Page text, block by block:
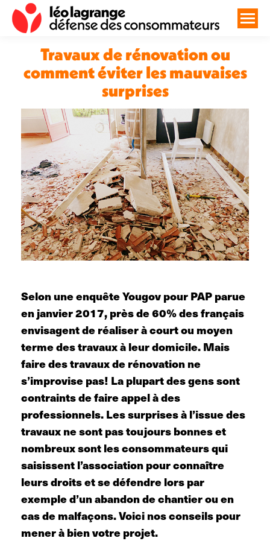
Travaux de rénovation ou
comment éviter les mauvaises
surprises
Vous êtes ici :
Selon une enquête Yougov pour PAP parue
en janvier 2017, près de 60% des français
envisagent de réaliser à court ou moyen
terme des travaux à leur domicile. Mais
faire des travaux de rénovation ne
s’improvise pas! La plupart des gens sont
contraints de faire appel à des
professionnels. Les surprises à l’issue des
travaux ne sont pas toujours bonnes et
nombreux sont les consommateurs qui
saisissent l’association pour connaître
leurs droits et se défendre lors par
exemple d’un abandon de chantier ou en
cas de malfaçons. Voici nos conseils pour
mener à bien votre projet.